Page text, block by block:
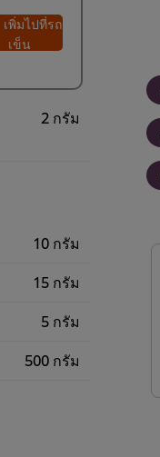
เพิ่มไปที่รถ
เข็น
2 กรัม
10 กรัม
15 กรัม
5 กรัม
500 กรัม